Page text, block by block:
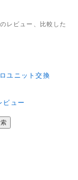
レビュー、比較した
ユニット交換
ュー